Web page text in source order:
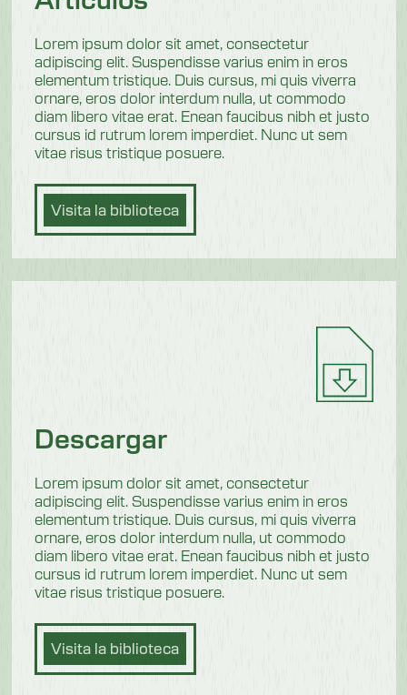
Lorem ipsum dolor sit amet, consectetur
adipiscing elit. Suspendisse varius enim in eros
elementum tristique. Duis cursus, mi quis viverra
ornare, eros dolor interdum nulla, ut commodo
diam libero vitae erat. Enean faucibus nibh et justo
cursus id rutrum lorem imperdiet. Nunc ut sem
vitae risus tristique posuere.
Visita la biblioteca
Descargar
Lorem ipsum dolor sit amet, consectetur
adipiscing elit. Suspendisse varius enim in eros
elementum tristique. Duis cursus, mi quis viverra
ornare, eros dolor interdum nulla, ut commodo
diam libero vitae erat. Enean faucibus nibh et justo
cursus id rutrum lorem imperdiet. Nunc ut sem
vitae risus tristique posuere.
Visita la biblioteca